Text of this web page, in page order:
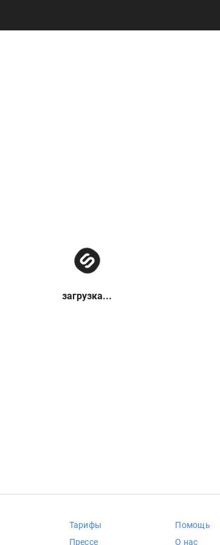
загрузка...
Тарифы
Прессе
Помощь
О нас